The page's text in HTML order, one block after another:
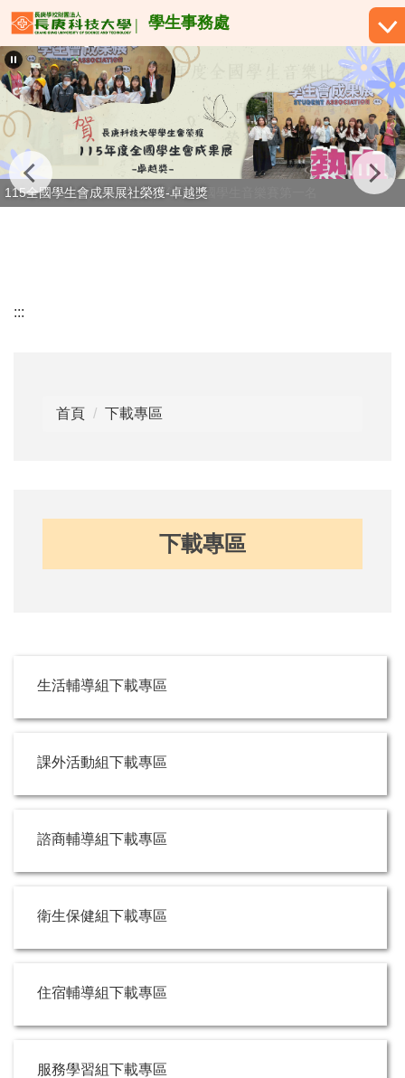
跳
到
主
要
內
容
學生事務處
恭賀！許宥佳同學榮獲114學年度全國學生音樂賽第一名
115全國學生會成果展社榮獲-卓越獎
:::
首頁 下載專區
下載專區
生活輔導組下載專區
課外活動組下載專區
諮商輔導組下載專區
衛生保健組下載專區
住宿輔導組下載專區
服務學習組下載專區